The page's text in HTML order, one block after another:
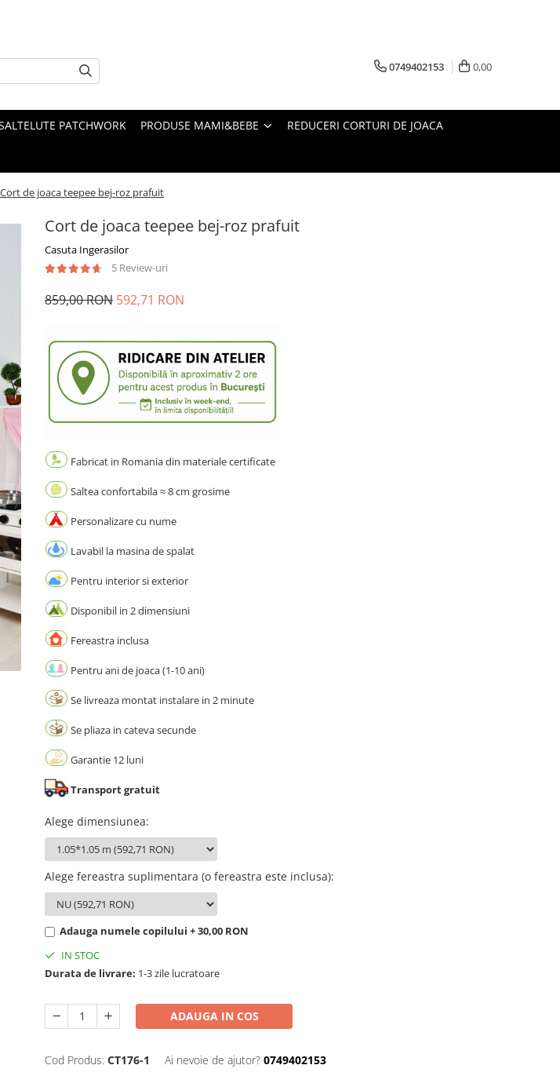
0749402153 0,00
PATCHWORK PRODUSE MAMI&BEBE REDUCERI CORTURI DE JOACA
Cort de joaca teepee bej-roz prafuit
Cort de joaca teepee bej-roz prafuit
Casuta Ingerasilor
5 Review-uri
859,00 RON 592,71 RON
Fabricat in Romania din materiale certificate
Saltea confortabila ≈ 8 cm grosime
Personalizare cu nume
Lavabil la masina de spalat
Pentru interior si exterior
Disponibil in 2 dimensiuni
Fereastra inclusa
Pentru ani de joaca (1-10 ani)
Se livreaza montat instalare in 2 minute
Se pliaza in cateva secunde
Garantie 12 luni
Transport gratuit
Alege dimensiunea:
Alege fereastra suplimentara (o fereastra este inclusa):
Adauga numele copilului + 30,00 RON
IN STOC
Durata de livrare: 1-3 zile lucratoare
ADAUGA IN COS
Cod Produs: CT176-1 Ai nevoie de ajutor? 0749402153